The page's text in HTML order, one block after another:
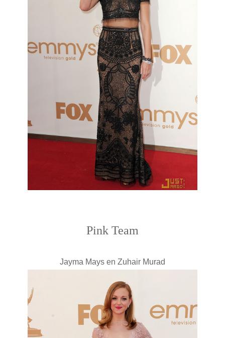
Pink Team
Jayma Mays en Zuhair Murad